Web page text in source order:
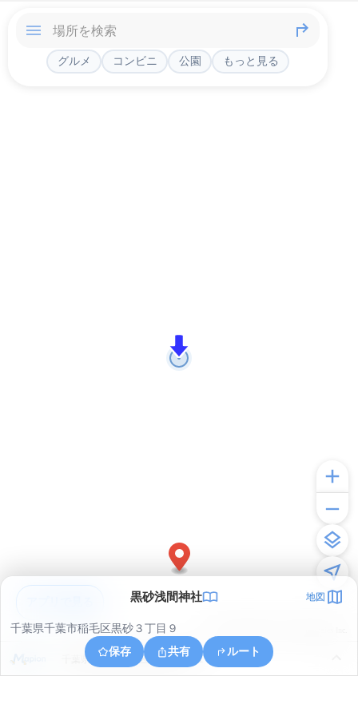
グルメ コンビニ 公園 もっと見る
黒砂浅間神社 地図
千葉県千葉市稲毛区黒砂３丁目９
保存
共有 ルート
千葉県千葉市稲毛区稲毛台町３１